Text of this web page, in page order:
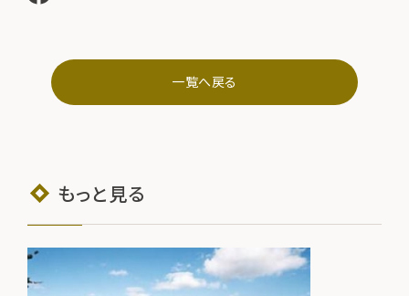
一覧へ戻る
もっと見る